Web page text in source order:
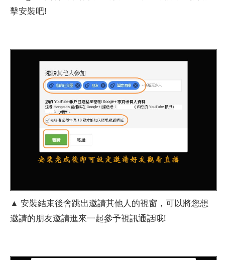
擊安裝吧!
▲ 安裝結束後會跳出邀請其他人的視窗，可以將您想
邀請的朋友邀請進來一起參予視訊通話哦!